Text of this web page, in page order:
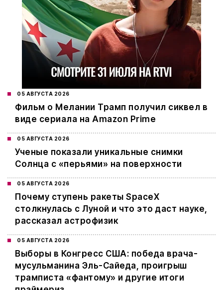
05 АВГУСТА 2026
Фильм о Мелании Трамп получил сиквел в
виде сериала на Amazon Prime
05 АВГУСТА 2026
Ученые показали уникальные снимки
Солнца с «перьями» на поверхности
05 АВГУСТА 2026
Почему ступень ракеты SpaceX
столкнулась с Луной и что это даст науке,
рассказал астрофизик
05 АВГУСТА 2026
Выборы в Конгресс США: победа врача-
мусульманина Эль-Сайеда, проигрыш
трамписта «фантому» и другие итоги